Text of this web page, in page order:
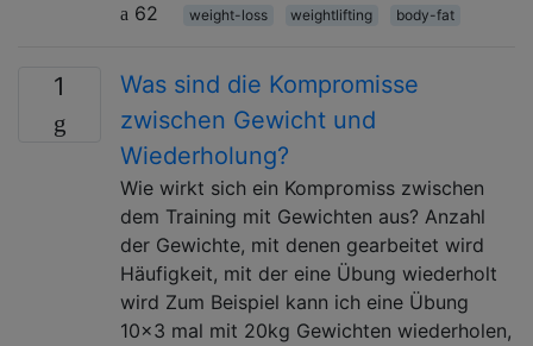
62
weight-loss weightlifting body-fat
1
Was sind die Kompromisse
zwischen Gewicht und
Wiederholung?
Wie wirkt sich ein Kompromiss zwischen
dem Training mit Gewichten aus? Anzahl
der Gewichte, mit denen gearbeitet wird
Häufigkeit, mit der eine Übung wiederholt
wird Zum Beispiel kann ich eine Übung
10x3 mal mit 20kg Gewichten wiederholen,